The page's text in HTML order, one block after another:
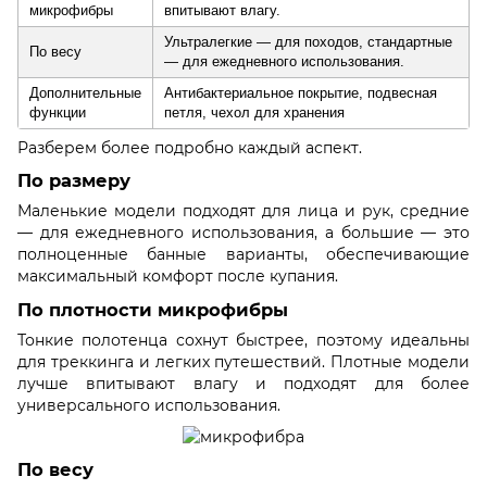
микрофибры
впитывают влагу.
По весу
Ультралегкие — для походов, стандартные
— для ежедневного использования.
Дополнительные
функции
Антибактериальное покрытие, подвесная
петля, чехол для хранения
Разберем более подробно каждый аспект.
По размеру
Маленькие модели подходят для лица и рук, средние
— для ежедневного использования, а большие — это
полноценные банные варианты, обеспечивающие
максимальный комфорт после купания.
По плотности микрофибры
Тонкие полотенца сохнут быстрее, поэтому идеальны
для треккинга и легких путешествий. Плотные модели
лучше впитывают влагу и подходят для более
универсального использования.
По весу